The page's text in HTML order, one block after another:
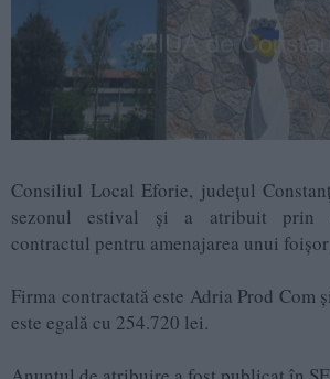
Consiliul Local Eforie, județul
sezonul estival și a atribuit prin
contractul pentru amenajarea unui
Firma contractată este Adria Prod Com
este egală cu 254.720 lei.